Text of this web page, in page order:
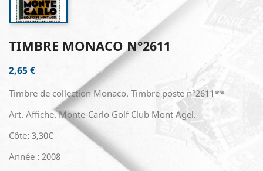
TIMBRE MONACO N°2611
2,65 €
Timbre de collection Monaco. Timbre poste n°2611**
Art. Affiche. Monte-Carlo Golf Club Mont Agel.
Côte: 3,30€
Année : 2008